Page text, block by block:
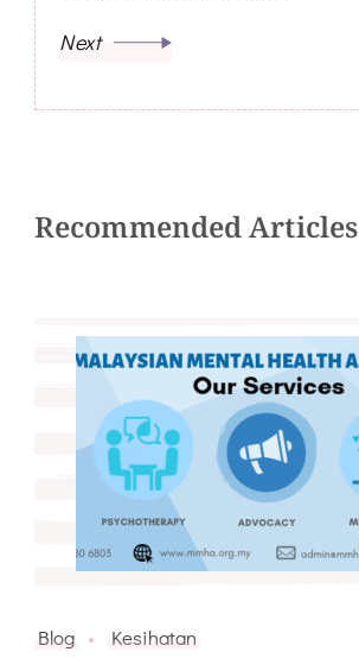
Next
Recommended Articles
Blog Kesihatan